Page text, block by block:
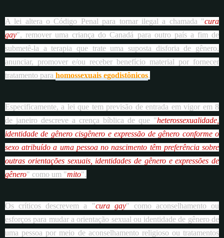
A lei altera o Código Penal para tornar ilegal a chamada "cura
gay", remover uma criança do Canadá para outro país a fim de
submetê-la a terapia que trate uma suposta disforia de gênero,
anunciar, promover e/ou receber benefício material por fornecer
tratamento para homossexuais egodistônicos.
Especificamente, a lei que tem previsão de entrada em vigor em 8
de janeiro descreve a crença bíblica de que "heterossexualidade,
identidade de gênero cisgênero e expressão de gênero conforme o
sexo atribuído a uma pessoa no nascimento têm preferência sobre
outras orientações sexuais, identidades de gênero e expressões de
gênero" como um "mito".
Os críticos descrevem a "cura gay" como aconselhamento ou
esforços para mudar a orientação sexual ou identidade de gênero de
uma pessoa por meio de aconselhamento religioso ou tratamentos